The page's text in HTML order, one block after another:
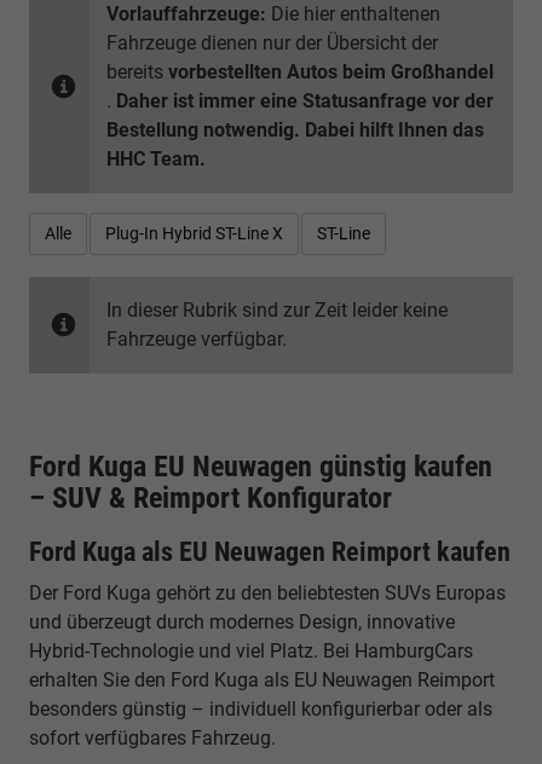
Vorlauffahrzeuge: Die hier enthaltenen
Fahrzeuge dienen nur der Übersicht der
bereits vorbestellten Autos beim Großhandel
. Daher ist immer eine Statusanfrage vor der
Bestellung notwendig. Dabei hilft Ihnen das
HHC Team.
Alle Plug-In Hybrid ST-Line X ST-Line
In dieser Rubrik sind zur Zeit leider keine
Fahrzeuge verfügbar.
Ford Kuga EU Neuwagen günstig kaufen
– SUV & Reimport Konfigurator
Ford Kuga als EU Neuwagen Reimport kaufen
Der Ford Kuga gehört zu den beliebtesten SUVs Europas
und überzeugt durch modernes Design, innovative
Hybrid-Technologie und viel Platz. Bei HamburgCars
erhalten Sie den Ford Kuga als EU Neuwagen Reimport
besonders günstig – individuell konfigurierbar oder als
sofort verfügbares Fahrzeug.